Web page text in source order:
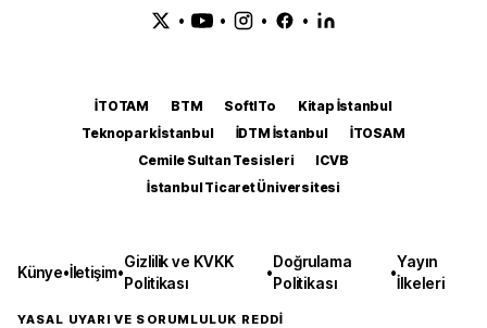
• • • •
İTOTAM BTM SoftITo
Kitap İstanbul
Teknopark İstanbul
İDTM İstanbul
İTOSAM
Cemile Sultan Tesisleri
ICVB
İstanbul Ticaret Üniversitesi
Künye•İletişim•
Gizlilik ve KVKK
Politikası
•
Doğrulama
Politikası
•
Yayın
İlkeleri
YASAL UYARI VE SORUMLULUK REDDİ